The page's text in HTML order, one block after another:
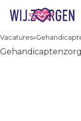
Vacatures»
Gehandicaptenzorg